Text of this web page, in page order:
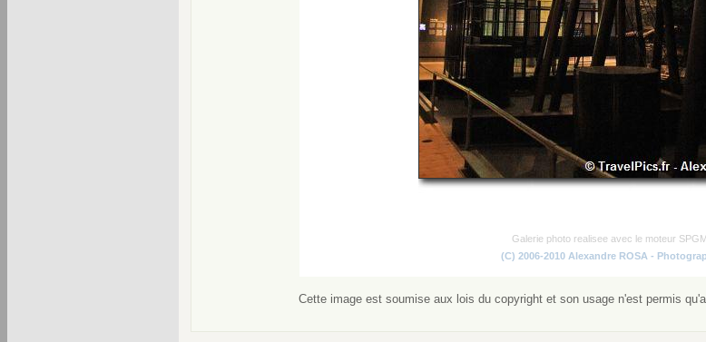
Galerie photo realisee avec le moteur SPGM
(C) 2006-2010 Alexandre ROSA -
Cette image est soumise aux lois du copyright et son usage n'est permis